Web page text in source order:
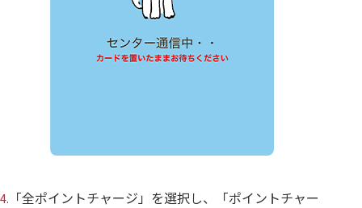
4. 「全ポイントチャージ」を選択し、「ポイントチャー